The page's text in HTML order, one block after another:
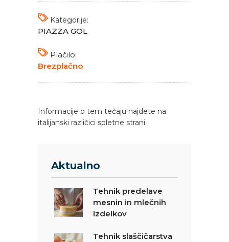
Kategorije:
PIAZZA GOL
Plačilo:
Brezplačno
Informacije o tem tečaju najdete na
italijanski različici spletne strani
Aktualno
Tehnik predelave
mesnin in mlečnih
izdelkov
Tehnik slaščičarstva